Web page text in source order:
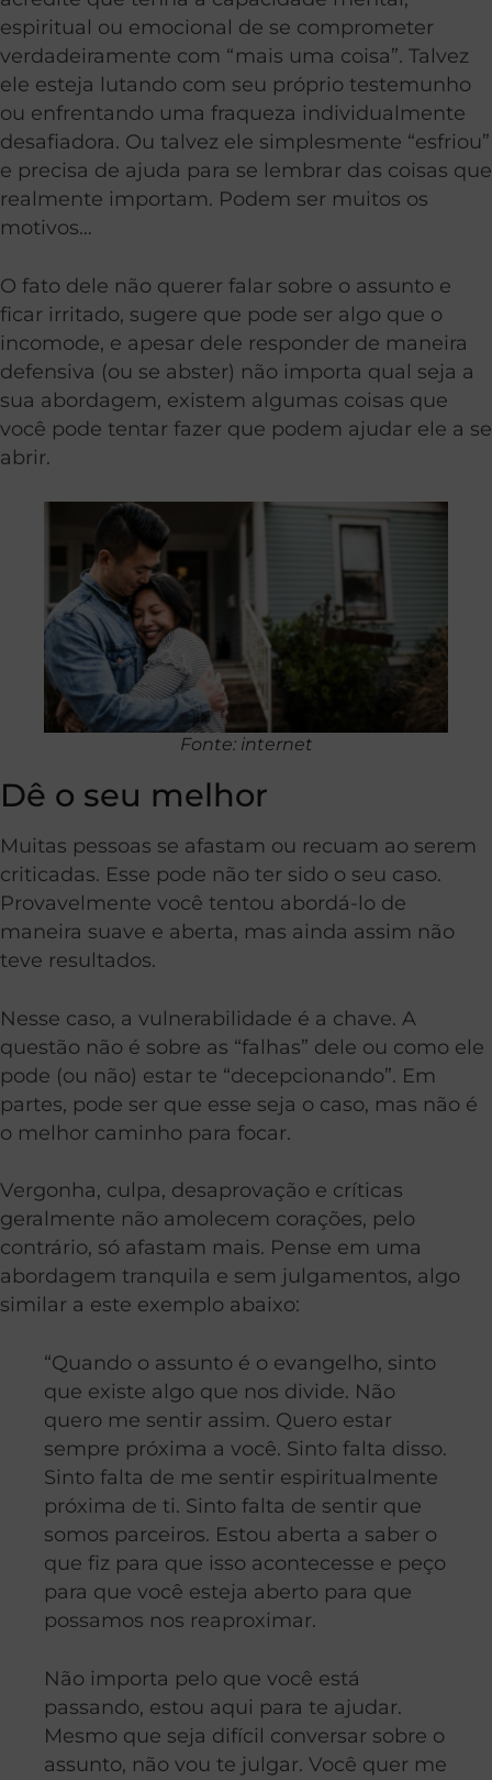
espiritual ou emocional de se comprometer
verdadeiramente com “mais uma coisa”. Talvez
ele esteja lutando com seu próprio testemunho
ou enfrentando uma fraqueza individualmente
desafiadora. Ou talvez ele simplesmente “esfriou”
e precisa de ajuda para se lembrar das coisas que
realmente importam. Podem ser muitos os
motivos…
O fato dele não querer falar sobre o assunto e
ficar irritado, sugere que pode ser algo que o
incomode, e apesar dele responder de maneira
defensiva (ou se abster) não importa qual seja a
sua abordagem, existem algumas coisas que
você pode tentar fazer que podem ajudar ele a se
abrir.
Fonte: internet
Dê o seu melhor
Muitas pessoas se afastam ou recuam ao serem
criticadas. Esse pode não ter sido o seu caso.
Provavelmente você tentou abordá-lo de
maneira suave e aberta, mas ainda assim não
teve resultados.
Nesse caso, a vulnerabilidade é a chave. A
questão não é sobre as “falhas” dele ou como ele
pode (ou não) estar te “decepcionando”. Em
partes, pode ser que esse seja o caso, mas não é
o melhor caminho para focar.
Vergonha, culpa, desaprovação e críticas
geralmente não amolecem corações, pelo
contrário, só afastam mais. Pense em uma
abordagem tranquila e sem julgamentos, algo
similar a este exemplo abaixo:
“Quando o assunto é o evangelho, sinto
que existe algo que nos divide. Não
quero me sentir assim. Quero estar
sempre próxima a você. Sinto falta disso.
Sinto falta de me sentir espiritualmente
próxima de ti. Sinto falta de sentir que
somos parceiros. Estou aberta a saber o
que fiz para que isso acontecesse e peço
para que você esteja aberto para que
possamos nos reaproximar.
Não importa pelo que você está
passando, estou aqui para te ajudar.
Mesmo que seja difícil conversar sobre o
assunto, não vou te julgar. Você quer me